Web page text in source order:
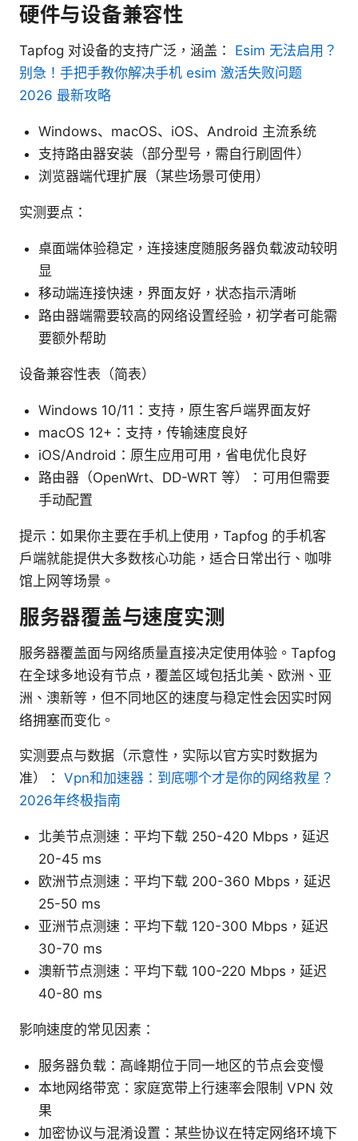
硬件与设备兼容性
Tapfog 对设备的支持广泛，涵盖： Esim 无法启用？
别急！手把手教你解决手机 esim 激活失败问题
2026 最新攻略
Windows、macOS、iOS、Android 主流系统
支持路由器安装（部分型号，需自行刷固件）
浏览器端代理扩展（某些场景可使用）
实测要点：
桌面端体验稳定，连接速度随服务器负载波动较明
显
移动端连接快速，界面友好，状态指示清晰
路由器端需要较高的网络设置经验，初学者可能需
要额外帮助
设备兼容性表（简表）
Windows 10/11：支持，原生客户端界面友好
macOS 12+：支持，传输速度良好
iOS/Android：原生应用可用，省电优化良好
路由器（OpenWrt、DD-WRT 等）：可用但需要
手动配置
提示：如果你主要在手机上使用，Tapfog 的手机客
户端就能提供大多数核心功能，适合日常出行、咖啡
馆上网等场景。
服务器覆盖与速度实测
服务器覆盖面与网络质量直接决定使用体验。Tapfog
在全球多地设有节点，覆盖区域包括北美、欧洲、亚
洲、澳新等，但不同地区的速度与稳定性会因实时网
络拥塞而变化。
实测要点与数据（示意性，实际以官方实时数据为
准）： Vpn和加速器：到底哪个才是你的网络救星？
2026年终极指南
北美节点测速：平均下载 250-420 Mbps，延迟
20-45 ms
欧洲节点测速：平均下载 200-360 Mbps，延迟
25-50 ms
亚洲节点测速：平均下载 120-300 Mbps，延迟
30-70 ms
澳新节点测速：平均下载 100-220 Mbps，延迟
40-80 ms
影响速度的常见因素：
服务器负载：高峰期位于同一地区的节点会变慢
本地网络带宽：家庭宽带上行速率会限制 VPN 效
果
加密协议与混淆设置：某些协议在特定网络环境下